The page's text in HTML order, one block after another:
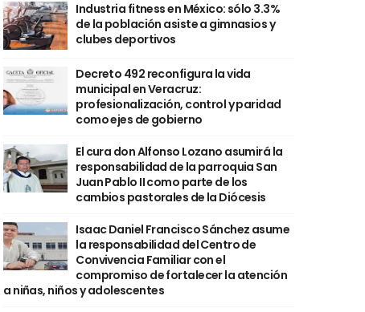
Industria fitness en México: sólo 3.3%
de la población asiste a gimnasios y
clubes deportivos
Decreto 492 reconfigura la vida
municipal en Veracruz:
profesionalización, control y paridad
como ejes de gobierno
El cura don Alfonso Lozano asumirá la
responsabilidad de la parroquia San
Juan Pablo II como parte de los
cambios pastorales de la Diócesis
Isaac Daniel Francisco Sánchez asume
la responsabilidad del Centro de
Convivencia Familiar con el
compromiso de fortalecer la atención
a niñas, niños y adolescentes